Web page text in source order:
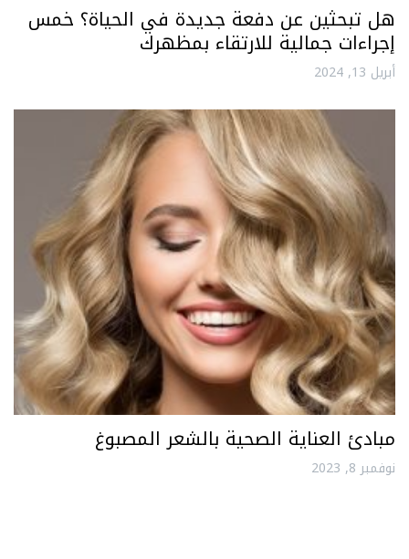
هل تبحثين عن دفعة جديدة في الحياة؟ خمس
إجراءات جمالية للارتقاء بمظهرك
أبريل 13, 2024
مبادئ العناية الصحية بالشعر المصبوغ
نوفمبر 8, 2023